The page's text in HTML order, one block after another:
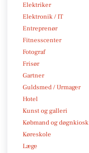
Elektriker
Elektronik / IT
Entreprenør
Fitnesscenter
Fotograf
Frisør
Gartner
Guldsmed / Urmager
Hotel
Kunst og galleri
Købmand og døgnkiosk
Køreskole
Læge